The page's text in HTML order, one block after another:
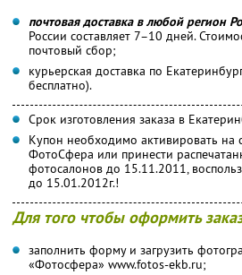
почтовая доставка в любой регион
России составляет 7–10 дней.
почтовый сбор;
курьерская доставка по
бесплатно).
Срок изготовления заказа в
Купон необходимо активировать на
ФотоСфера или принести
фотосалонов до 15.11.2011,
до 15.01.2012г.!
Для того чтобы оформить
заполнить форму и загрузить
«Фотосфера» www.fotos-ekb.ru;